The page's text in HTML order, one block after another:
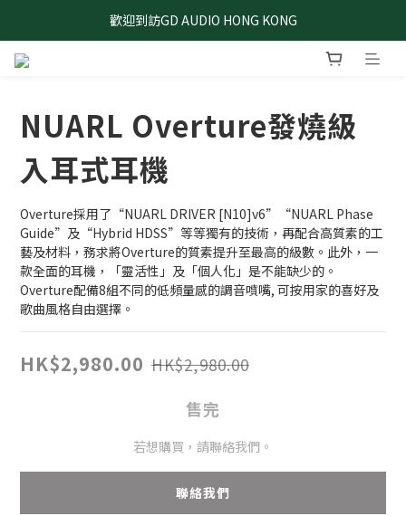
歡迎到訪GD AUDIO HONG KONG
NUARL Overture發燒級
入耳式耳機
Overture採用了“NUARL DRIVER [N10]v6”“NUARL Phase
Guide”及“Hybrid HDSS”等等獨有的技術，再配合高質素的工
藝及材料，務求將Overture的質素提升至最高的級數。此外，一
款全面的耳機，「靈活性」及「個人化」是不能缺少的。
Overture配備8組不同的低頻量感的調音噴嘴, 可按用家的喜好及
歌曲風格自由選擇。
HK$2,980.00 HK$2,980.00
售完
若想購買，請聯絡我們。
聯絡我們